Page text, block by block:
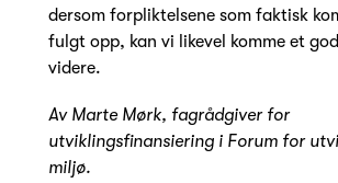
dersom forpliktelsene som faktisk
fulgt opp, kan vi likevel komme et
videre.
Av Marte Mørk, fagrådgiver for
utviklingsfinansiering i Forum for
miljø.